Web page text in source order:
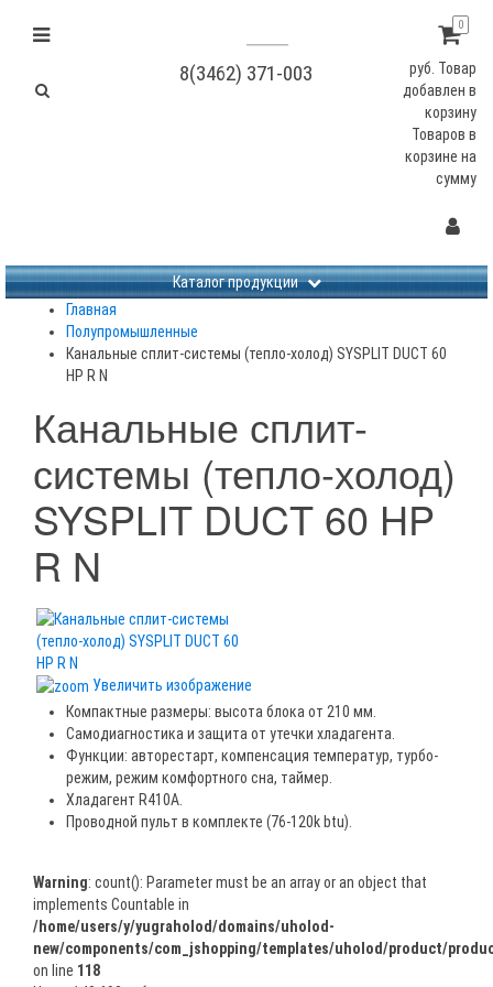
8(3462) 371-003
0
руб. Товар
добавлен в
корзину
Товаров в
корзине на
сумму
Не заданы изображения Каталог продукции
Главная
Полупромышленные
Канальные сплит-системы (тепло-холод) SYSPLIT DUCT 60
HP R N
Канальные сплит-
системы (тепло-холод)
SYSPLIT DUCT 60 HP
R N
Увеличить изображение
Компактные размеры: высота блока от 210 мм.
Самодиагностика и защита от утечки хладагента.
Функции: авторестарт, компенсация температур, турбо-
режим, режим комфортного сна, таймер.
Хладагент R410A.
Проводной пульт в комплекте (76-120k btu).
Warning: count(): Parameter must be an array or an object that
implements Countable in
/home/users/y/yugraholod/domains/uholod-
new/components/com_jshopping/templates/uholod/product/
on line 118